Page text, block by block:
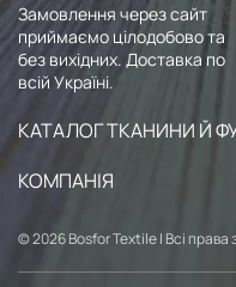
Замовлення через сайт
приймаємо цілодобово та
без вихідних. Доставка по
всій Україні.
КАТАЛОГ ТКАНИНИ Й
КОМПАНІЯ
© 2026 Bosfor Textile | Всі права